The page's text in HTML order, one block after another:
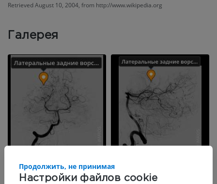
Retrieved August 10, 2004, from http://www.wikipedia.org
Галерея
Настройки файлов cookie
Продолжить, не принимая